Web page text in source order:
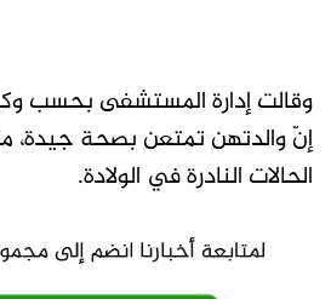
وقالت إدارة المستشفى بحسب
إنّ والدتهن تمتعن بصحة جيدة،
الحالات النادرة في الولادة.